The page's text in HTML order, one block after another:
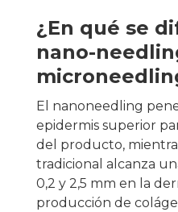
¿En qué se
nano-
El nanoneedling
epidermis superior
del producto,
tradicional alcanza
0,2 y 2,5 mm en la
producción de